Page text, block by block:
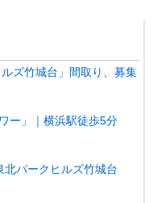
ズ竹城台」間取り、募集
ー」｜横浜駅徒歩5分
北パークヒルズ竹城台